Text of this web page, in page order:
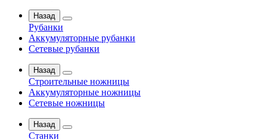
Назад
Рубанки
Аккумуляторные рубанки
Сетевые рубанки
Назад
Строительные ножницы
Аккумуляторные ножницы
Сетевые ножницы
Назад
Станки